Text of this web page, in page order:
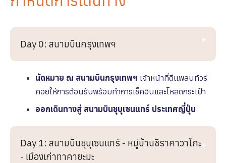
Day 0: สนามบินกรุงเทพฯ
นัดหมาย ณ สนามบินกรุงเทพฯ เจ้าหน้าที่ดีเเพลนทัวร์
คอยให้การต้อนรับพร้อมทำการเช็คอินและโหลดกระเป๋า
ออกเดินทางสู่ สนามบินชุบุเซนแทร์ ประเทศญี่ปุ่น
Day 1: สนามบินชุบุเซนแทร์ - หมู่บ้านชิราคาวาโกะ
- เมืองเก่าทาคายะมะ